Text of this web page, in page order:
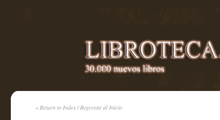
« Return to Index / Regresar al Inicio